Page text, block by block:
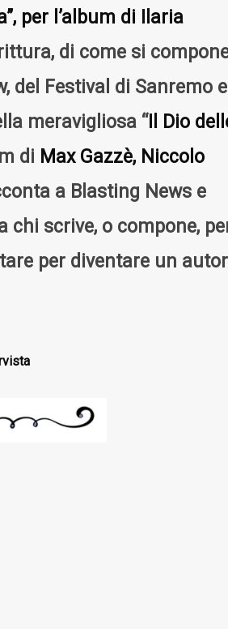
per l’album di Ilaria
di come si
del Festival di Sanremo
meravigliosa “Il Dio
di Max Gazzè, Niccolo
a Blasting News e
scrive, o compone,
per diventare un